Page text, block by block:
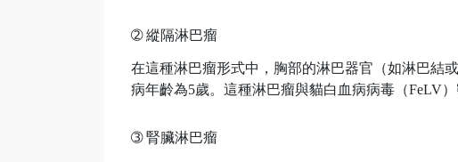
➁縱隔淋巴瘤
在這種淋巴瘤形式中，胸部的淋巴器官（如淋巴結
病年齡為5歲。這種淋巴瘤與貓白血病病毒（FeLV）
➂腎臟淋巴瘤